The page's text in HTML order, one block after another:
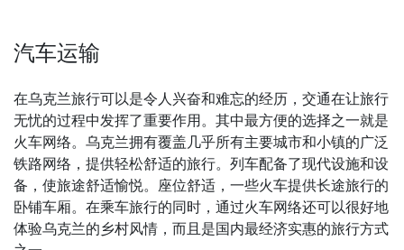
汽车运输
在乌克兰旅行可以是令人兴奋和难忘的经历，交通在让旅行
无忧的过程中发挥了重要作用。其中最方便的选择之一就是
火车网络。乌克兰拥有覆盖几乎所有主要城市和小镇的广泛
铁路网络，提供轻松舒适的旅行。列车配备了现代设施和设
备，使旅途舒适愉悦。座位舒适，一些火车提供长途旅行的
卧铺车厢。在乘车旅行的同时，通过火车网络还可以很好地
体验乌克兰的乡村风情，而且是国内最经济实惠的旅行方式